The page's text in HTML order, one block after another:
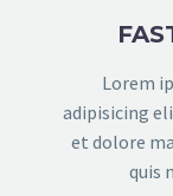
Lorem
adipisicing
et dolore
quis